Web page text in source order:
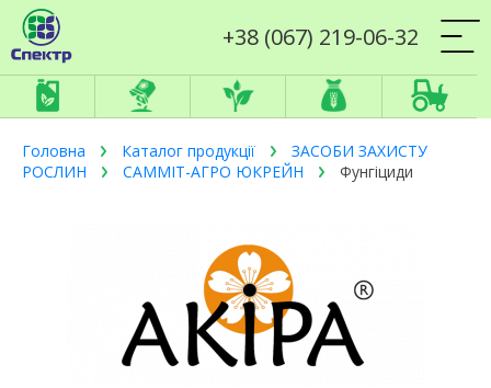
+38 (067) 219-06-32
Головна Каталог продукції
ЗАСОБИ ЗАХИСТУ
РОСЛИН
САММІТ-АГРО ЮКРЕЙН Фунгіциди